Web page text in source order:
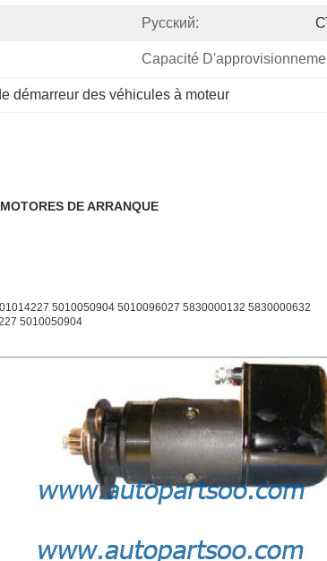
Pусский:
Capacité
démarreur des véhicules à moteur
DE ARRANQUE
5010050904 5010096027 5830000132 5830000632
5010050904